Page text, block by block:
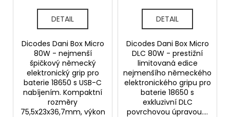
DETAIL
Dicodes Dani Box Micro
80W - nejmenší
špičkový německý
elektronický grip pro
baterie 18650 s USB-C
nabíjením. Kompaktní
rozměry
75,5x23x36,7mm, výkon
DETAIL
Dicodes Dani Box Micro
DLC 80W - prestižní
limitovaná edice
nejmenšího německého
elektronického gripu pro
baterie 18650 s
exkluzivní DLC
povrchovou úpravou....